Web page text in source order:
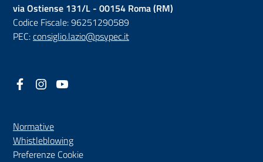
via Ostiense 131/L - 00154 Roma (RM)
Codice Fiscale: 96251290589
PEC:consiglio.lazio@psypec.it
Facebook
(nuova scheda - new tab)
Instagram
(nuova scheda - new tab)
Normative
Whistleblowing(nuova scheda - new tab)
Preferenze Cookie